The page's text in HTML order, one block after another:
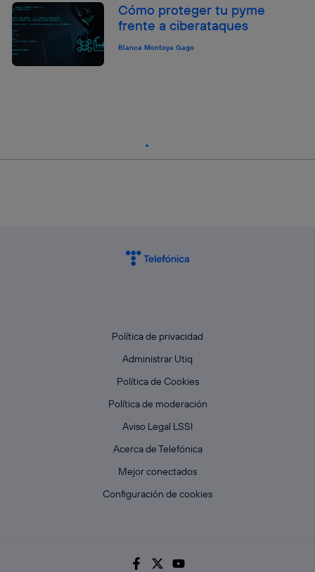
Cómo proteger tu pyme
frente a ciberataques
Blanca Montoya Gago
Política de privacidad
Administrar Utiq
Política de Cookies
Política de moderación
Aviso Legal LSSI
Acerca de Telefónica
Mejor conectados
Configuración de cookies